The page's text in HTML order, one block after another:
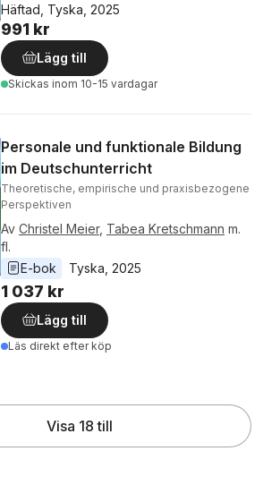
Häftad, Tyska, 2025
991 kr
Lägg till
Skickas inom 10-15 vardagar
Personale und funktionale Bildung
im Deutschunterricht
Theoretische, empirische und praxisbezogene
Perspektiven
Av Christel Meier, Tabea Kretschmann m.
fl.
E-bok
Tyska 2025
1 037 kr
Lägg till
Läs direkt efter köp
Visa 18 till